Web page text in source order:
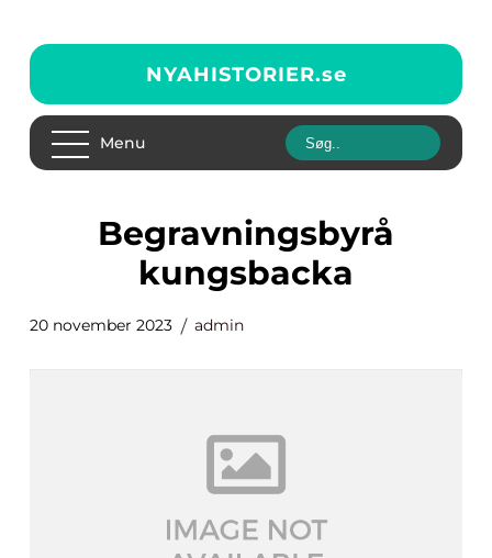
NYAHISTORIER.se
Menu
begravningsbyrå
kungsbacka
20 november 2023 admin